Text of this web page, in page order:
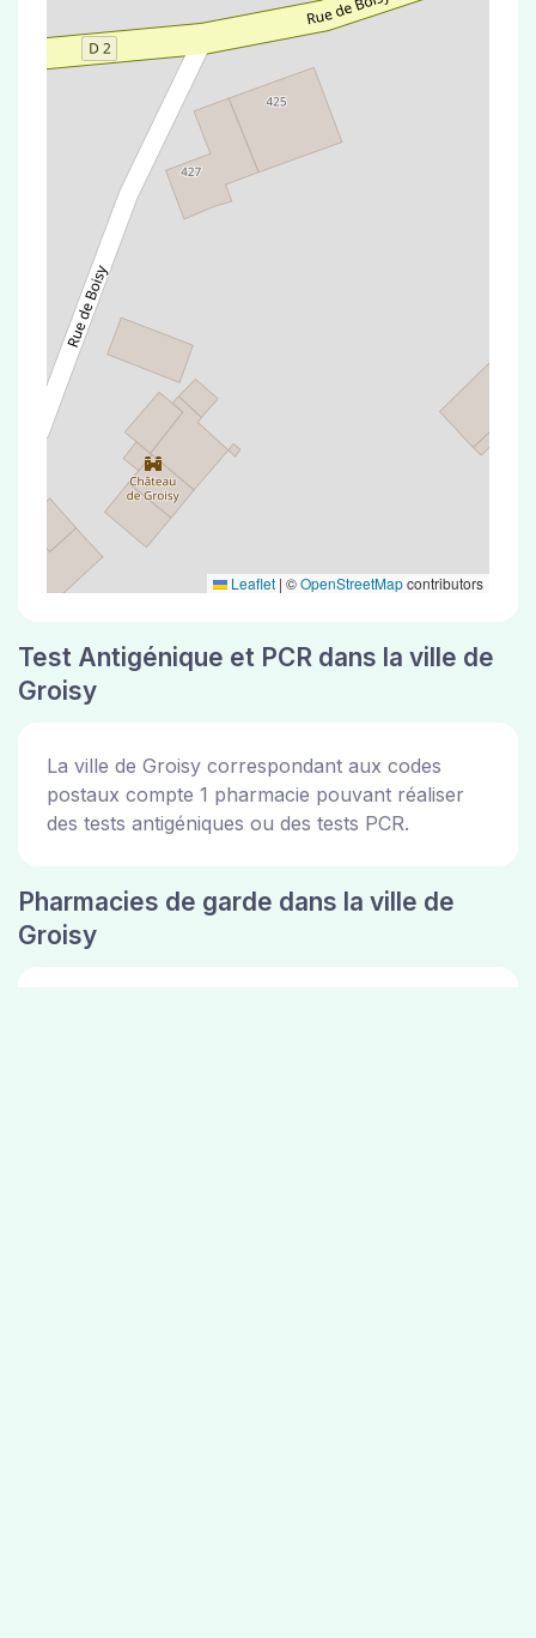
Leaflet | ©OpenStreetMapcontributors
Test Antigénique et PCR dans la ville de
Groisy
La ville de Groisy correspondant aux codes
postaux compte 1 pharmacie pouvant réaliser
des tests antigéniques ou des tests PCR.
Pharmacies de garde dans la ville de
Groisy